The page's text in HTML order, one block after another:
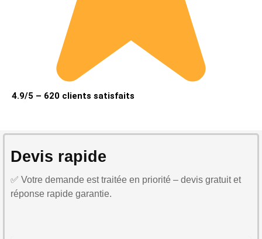
4.9/5 – 620 clients satisfaits
Devis rapide
✅ Votre demande est traitée en priorité – devis gratuit et
réponse rapide garantie.